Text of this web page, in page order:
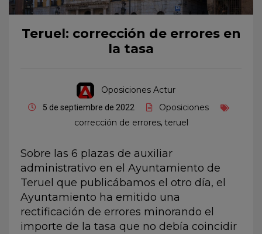
Teruel: corrección de errores en
la tasa
Oposiciones Actur
5 de septiembre de 2022
Oposiciones
corrección de errores, teruel
Sobre las 6 plazas de auxiliar
administrativo en el Ayuntamiento de
Teruel que publicábamos el otro día, el
Ayuntamiento ha emitido una
rectificación de errores minorando el
importe de la tasa que no debía coincidir